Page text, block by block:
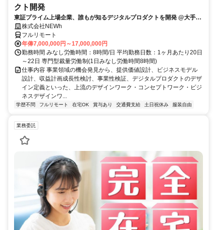
クト開発
東証プライム上場企業、誰もが知るデジタルプロダクトを開発 @大手町
駅 株式会社NEWh
フルリモート
年俸7,000,000円～17,000,000円
勤務時間 みなし労働時間：8時間/日 平均勤務日数：1ヶ月あたり20日
～22日 専門型裁量労働制(1日みなし労働時間8時間)
仕事内容 事業領域の機会発見から、提供価値設計、ビジネスモデル
設計、収益計画成長性検討、事業性検証、デジタルプロダクトのデザ
イン定義といった、上流のデザインワーク・コンセプトワーク・ビジ
ネスデザインワ...
学歴不問 フルリモート 在宅OK 賞与あり 交通費支給 土日祝休み 服装自由
業務委託